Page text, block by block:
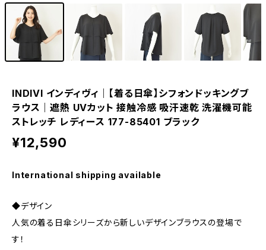
INDIVI インディヴィ｜【着る日傘】シフォンドッキングブ
ラウス｜遮熱 UVカット 接触冷感 吸汗速乾 洗濯機可能
ストレッチ レディース 177-85401 ブラック
¥12,590
International shipping available
◆デザイン
人気の着る日傘シリーズから新しいデザインブラウスの登場で
す！